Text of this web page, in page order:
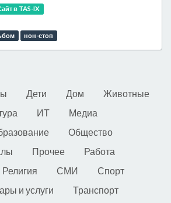
в TAS-IX
нон-стоп
Дети Дом
Животные
ИТ
Медиа
Общество
Прочее
Работа
Религия СМИ
Спорт
и услуги
Транспорт